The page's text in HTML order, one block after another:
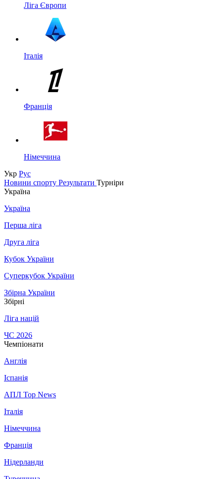
Ліга Європи
Італія
Франція
Німеччина
Укр Рус
Новини спорту Результати Турніри
Україна
Україна
Перша ліга
Друга ліга
Кубок України
Суперкубок України
Збірна України
Збірні
Ліга націй
ЧС 2026
Чемпіонати
Англія
Іспанія
АПЛ Top News
Італія
Німеччина
Франція
Нідерланди